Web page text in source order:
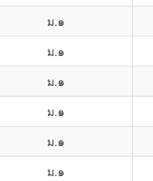
ม.๑
ม.๑
ม.๑
ม.๑
ม.๑
ม.๑